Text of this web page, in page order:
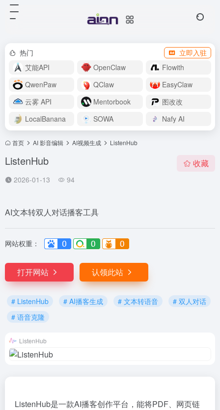
热门
立即入驻
艾能API
OpenClaw
Flowith
QwenPaw
QClaw
EasyClaw
云雾 API
Mentorbook
图改改
LocalBanana
SOWA Nafy AI
首页 AI 影音编辑 AI视频生成 ListenHub
ListenHub
2026-01-13 94
收藏
AI文本转双人对话播客工具
网站权重：
打开网站 认领此站
# ListenHub # AI播客生成 # 文本转语音
# 双人对话
# 语音克隆
ListenHub
ListenHub是一款AI播客创作平台，能将PDF、网页链